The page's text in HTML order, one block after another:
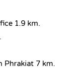
1.9 km.
Phrakiat 7 km.